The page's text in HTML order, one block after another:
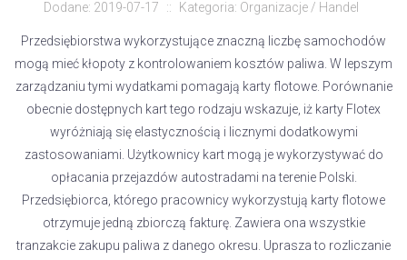
Dodane: 2019-07-17 :: Kategoria: Organizacje / Handel
Przedsiębiorstwa wykorzystujące znaczną liczbę samochodów
mogą mieć kłopoty z kontrolowaniem kosztów paliwa. W lepszym
zarządzaniu tymi wydatkami pomagają karty flotowe. Porównanie
obecnie dostępnych kart tego rodzaju wskazuje, iż karty Flotex
wyróżniają się elastycznością i licznymi dodatkowymi
zastosowaniami. Użytkownicy kart mogą je wykorzystywać do
opłacania przejazdów autostradami na terenie Polski.
Przedsiębiorca, którego pracownicy wykorzystują karty flotowe
otrzymuje jedną zbiorczą fakturę. Zawiera ona wszystkie
tranzakcie zakupu paliwa z danego okresu. Uprasza to rozliczanie